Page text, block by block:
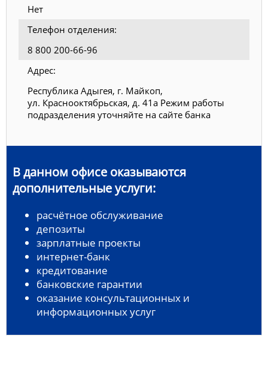
Нет
Телефон отделения:
8 800 200-66-96
Адрес:
Республика Адыгея, г. Майкоп,
ул. Краснооктябрьская, д. 41а Режим работы
подразделения уточняйте на сайте банка
В данном офисе оказываются
дополнительные услуги:
расчётное обслуживание
депозиты
зарплатные проекты
интернет-банк
кредитование
банковские гарантии
оказание консультационных и
информационных услуг